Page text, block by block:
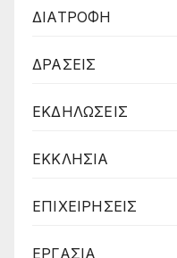
ΔΙΑΤΡΟΦΗ
ΔΡΑΣΕΙΣ
ΕΚΔΗΛΩΣΕΙΣ
ΕΚΚΛΗΣΙΑ
ΕΠΙΧΕΙΡΗΣΕΙΣ
ΕΡΓΑΣΙΑ